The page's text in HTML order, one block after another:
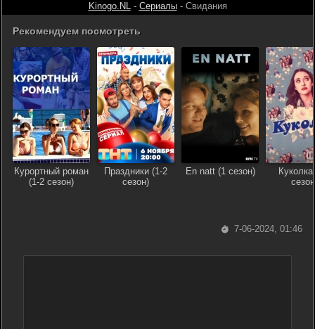
Kinogo.NL- Сериалы- Свидания
Рекомендуем посмотреть
Курортный роман
(1-2 сезон)
Праздники (1-2
сезон)
En natt (1 сезон)
7-06-2024, 01:46